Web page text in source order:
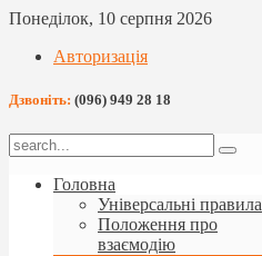
Понеділок, 10 серпня 2026
Авторизація
Дзвоніть: (096) 949 28 18
Головна
Універсальні правила
Положення про
взаємодію